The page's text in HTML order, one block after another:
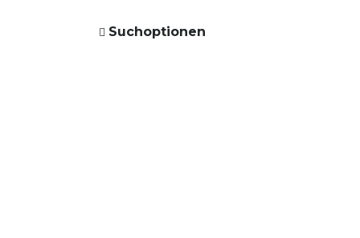
Suchoptionen